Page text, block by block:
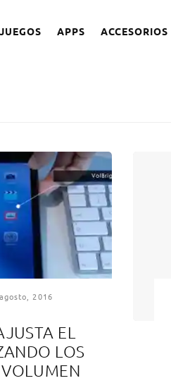
JUEGOS APPS ACCESORIOS
2016
EL
LOS